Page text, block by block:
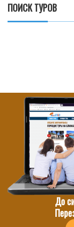
ПОИСК ТУРОВ
До